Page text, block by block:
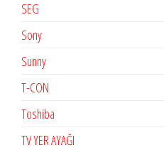
SEG
Sony
Sunny
T-CON
Toshiba
TV YER AYAĞI